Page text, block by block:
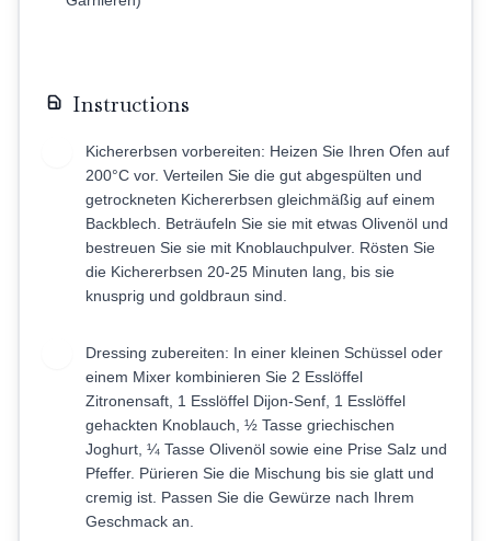
Instructions
Kichererbsen vorbereiten: Heizen Sie Ihren Ofen auf
200°C vor. Verteilen Sie die gut abgespülten und
getrockneten Kichererbsen gleichmäßig auf einem
Backblech. Beträufeln Sie sie mit etwas Olivenöl und
bestreuen Sie sie mit Knoblauchpulver. Rösten Sie
die Kichererbsen 20-25 Minuten lang, bis sie
knusprig und goldbraun sind.
Dressing zubereiten: In einer kleinen Schüssel oder
einem Mixer kombinieren Sie 2 Esslöffel
Zitronensaft, 1 Esslöffel Dijon-Senf, 1 Esslöffel
gehackten Knoblauch, ½ Tasse griechischen
Joghurt, ¼ Tasse Olivenöl sowie eine Prise Salz und
Pfeffer. Pürieren Sie die Mischung bis sie glatt und
cremig ist. Passen Sie die Gewürze nach Ihrem
Geschmack an.